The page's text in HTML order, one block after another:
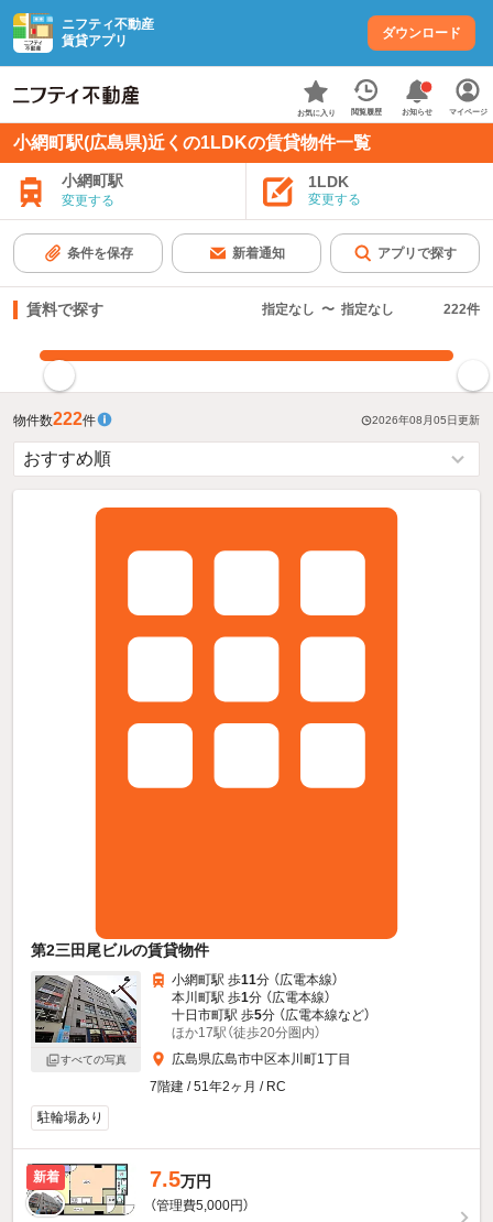
ニフティ不動産
賃貸アプリ
ダウンロード
お気に入り 閲覧履歴 お知らせ マイページ
小網町駅(広島県)近くの1LDKの賃貸物件一覧
小網町駅
変更する
1LDK
変更する
条件を保存 新着通知 アプリで探す
賃料で探す 指定なし 〜 指定なし 222件
物件数222件 2026年08月05日更新
第2三田尾ビルの賃貸物件
すべての写真
小網町駅 歩11分 （広電本線）
本川町駅 歩1分 （広電本線）
十日市町駅 歩5分 （広電本線など）
ほか17駅（徒歩20分圏内）
広島県広島市中区本川町1丁目
7階建 / 51年2ヶ月 / RC
駐輪場あり
新着 7.5万円
（管理費5,000円）